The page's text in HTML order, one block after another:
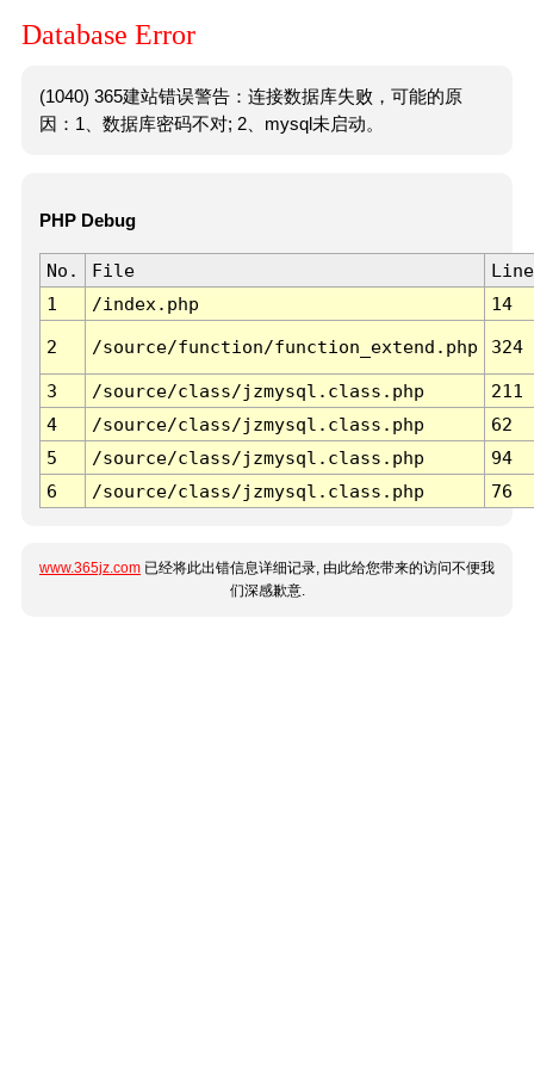
Database Error
(1040) 365建站错误警告：连接数据库失败，可能的原
因：1、数据库密码不对; 2、mysql未启动。
PHP Debug
No. File
Line
1
/index.php 14
2 /source/function/function_extend.php 324
3 /source/class/jzmysql.class.php
211
4
/source/class/jzmysql.class.php
62
5
/source/class/jzmysql.class.php
94
6
/source/class/jzmysql.class.php 76
www.365jz.com 已经将此出错信息详细记录, 由此给您带来的访问不便我
们深感歉意.